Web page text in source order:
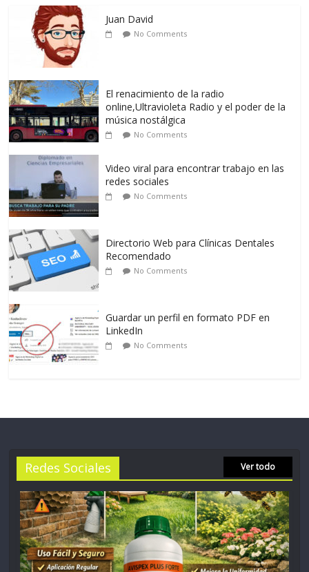
Juan David
No Comments
El renacimiento de la radio
online,Ultravioleta Radio y el poder de la
música nostálgica
No Comments
Video viral para encontrar trabajo en las
redes sociales
No Comments
Directorio Web para Clínicas Dentales
Recomendado
No Comments
Guardar un perfil en formato PDF en
LinkedIn
No Comments
Redes Sociales Ver todo